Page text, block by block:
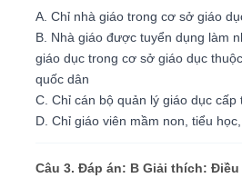
A. Chỉ nhà giáo trong cơ sở giáo
B. Nhà giáo được tuyển dụng làm
giáo dục trong cơ sở giáo dục
quốc dân
C. Chỉ cán bộ quản lý giáo dục cấp
D. Chỉ giáo viên mầm non, tiểu
Câu 3. Đáp án: B Giải thích: